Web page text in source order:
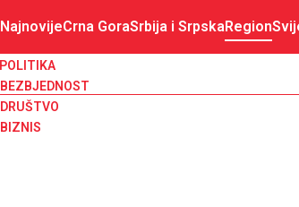
NajnovijeCrna GoraSrbija i SrpskaRegion
POLITIKA
BEZBJEDNOST
DRUŠTVO
BIZNIS